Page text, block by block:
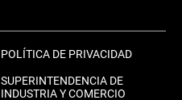
POLÍTICA DE PRIVACIDAD
SUPERINTENDENCIA DE
INDUSTRIA Y COMERCIO